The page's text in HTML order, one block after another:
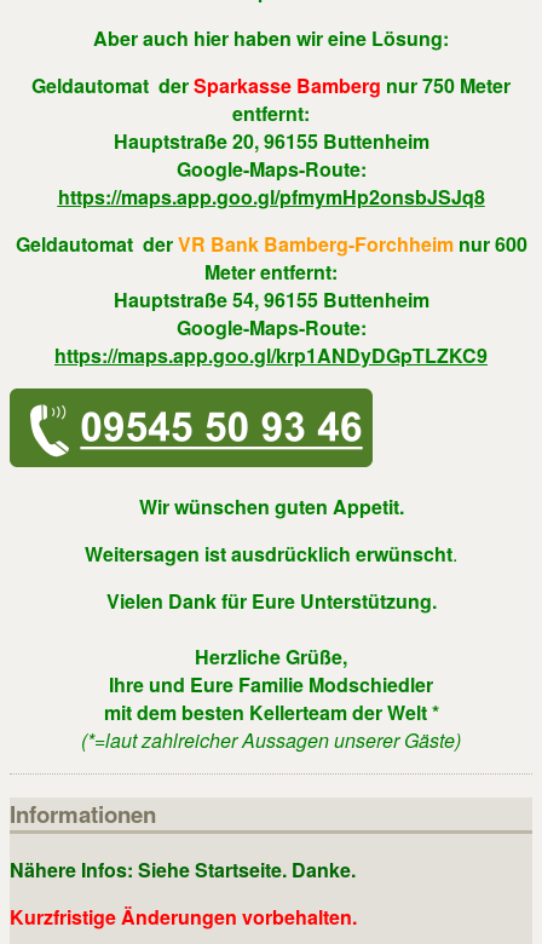
Aber auch hier haben wir eine Lösung:
Geldautomat derSparkasse Bamberg nur 750 Meter
entfernt:
Hauptstraße 20, 96155 Buttenheim
Google-Maps-Route:
https://maps.app.goo.gl/pfmymHp2onsbJSJq8
Geldautomat derVR Bank Bamberg-Forchheimnur 600
Meter entfernt:
Hauptstraße 54, 96155 Buttenheim
Google-Maps-Route:
https://maps.app.goo.gl/krp1ANDyDGpTLZKC9
Wir wünschen guten Appetit.
Weitersagen ist ausdrücklich erwünscht.
Vielen Dank für Eure Unterstützung.
Herzliche Grüße,
Ihre und Eure Familie Modschiedler
mit dem besten Kellerteam der Welt *
(*=laut zahlreicher Aussagen unserer Gäste)
Informationen
Nähere Infos: Siehe Startseite. Danke.
Kurzfristige Änderungen vorbehalten.